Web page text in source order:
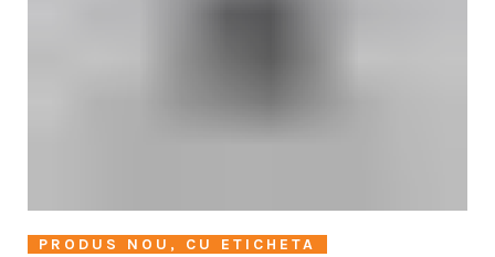
PRODUS NOU, CU ETICHETA